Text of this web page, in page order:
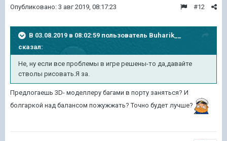
#12
Опубликовано: 3 авг 2019, 08:17:23
В 03.08.2019 в 08:02:59 пользователь Buharik__
сказал:
Не, ну если все проблемы в игре решены-то да,давайте
стволы рисовать.Я за.
Предлогаешь 3D- моделлеру багами в порту заняться? И
болгаркой над балансом пожужжать? Точно будет лучше?